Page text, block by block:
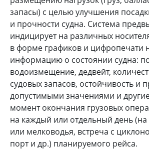
запасы) с целью улучшения
и прочности судна. Система
индицирует на различных
в форме графиков и цифропечати
информацию о состоянии судна:
водоизмещение, дедвейт,
судовых запасов, остойчивость и
допустимыми значениями и
момент окончания грузовых
на каждый или отдельный день (на
или мелководья, встреча с
порт и др.) планируемого рейса.